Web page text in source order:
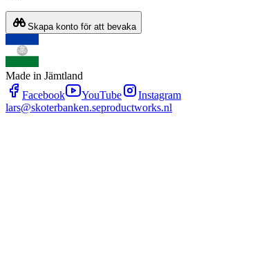
Skapa konto för att bevaka
Made in Jämtland
Facebook
YouTube
Instagram
lars@skoterbanken.seproductworks.nl